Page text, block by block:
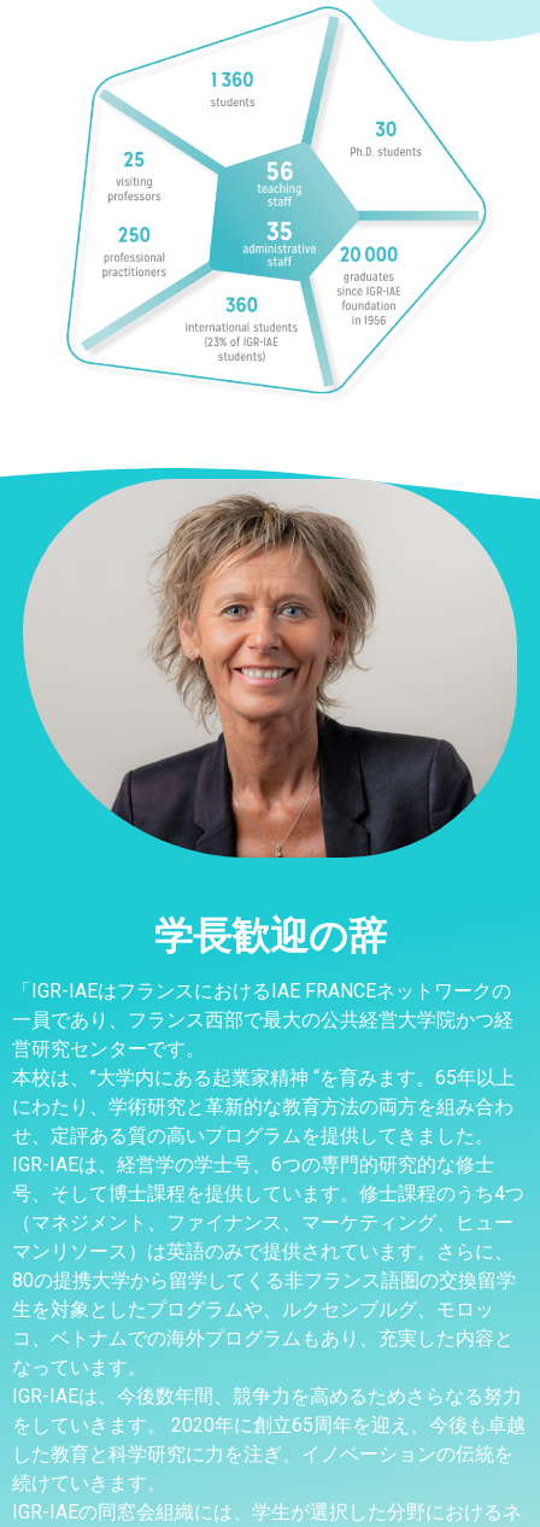
学長歓迎の辞
「IGR-IAEはフランスにおけるIAE FRANCEネットワークの
一員であり、フランス西部で最大の公共経営大学院かつ経
営研究センターです。
本校は、”大学内にある起業家精神 “を育みます。65年以上
にわたり、学術研究と革新的な教育方法の両方を組み合わ
せ、定評ある質の高いプログラムを提供してきました。
IGR-IAEは、経営学の学士号、6つの専門的研究的な修士
号、そして博士課程を提供しています。修士課程のうち4つ
（マネジメント、ファイナンス、マーケティング、ヒュー
マンリソース）は英語のみで提供されています。さらに、
80の提携大学から留学してくる非フランス語圏の交換留学
生を対象としたプログラムや、ルクセンブルグ、モロッ
コ、ベトナムでの海外プログラムもあり、充実した内容と
なっています。
IGR-IAEは、今後数年間、競争力を高めるためさらなる努力
をしていきます。 2020年に創立65周年を迎え、今後も卓越
した教育と科学研究に力を注ぎ、イノベーションの伝統を
続けていきます。
IGR-IAEの同窓会組織には、学生が選択した分野におけるネ